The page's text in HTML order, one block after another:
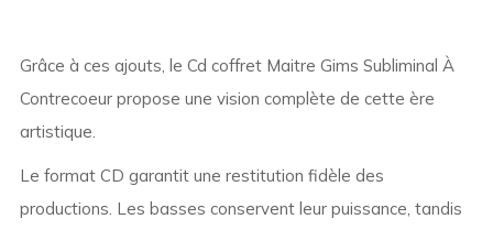
Grâce à ces ajouts, le Cd coffret Maitre Gims Subliminal À
Contrecoeur propose une vision complète de cette ère
artistique.
Le format CD garantit une restitution fidèle des
productions. Les basses conservent leur puissance, tandis